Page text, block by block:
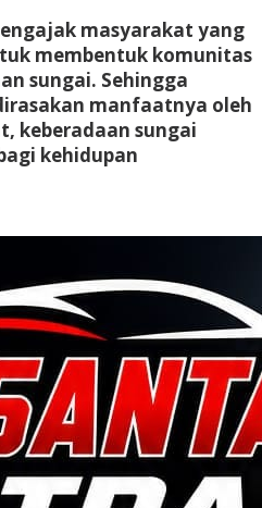
masyarakat yang
membentuk komunitas
sungai. Sehingga
manfaatnya oleh
keberadaan sungai
kehidupan